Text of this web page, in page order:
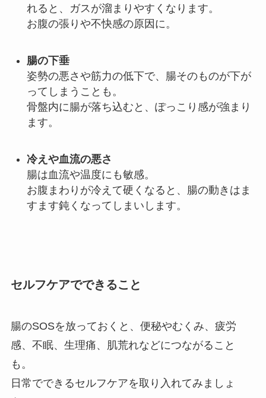
れると、ガスが溜まりやすくなります。
お腹の張りや不快感の原因に。
腸の下垂
姿勢の悪さや筋力の低下で、腸そのものが下が
ってしまうことも。
骨盤内に腸が落ち込むと、ぽっこり感が強まり
ます。
冷えや血流の悪さ
腸は血流や温度にも敏感。
お腹まわりが冷えて硬くなると、腸の動きはま
すます鈍くなってしまいします。
セルフケアでできること
腸のSOSを放っておくと、便秘やむくみ、疲労
感、不眠、生理痛、肌荒れなどにつながること
も。
日常でできるセルフケアを取り入れてみましょ